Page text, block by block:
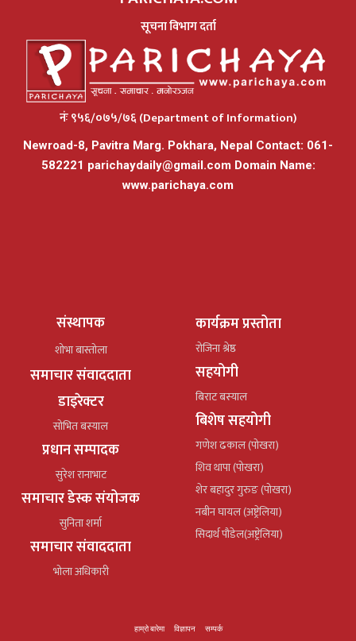
सूचना विभाग दर्ता
नंः ९५६/०७५/७६ (Department of Information)
Newroad-8, Pavitra Marg. Pokhara, Nepal Contact: 061-
582221 parichaydaily@gmail.comDomain Name:
www.parichaya.com
संस्थापक
शोभा बास्तोला
समाचार संवाददाता
डाइरेक्टर
सोभित बस्याल
प्रधान सम्पादक
सुरेश रानाभाट
समाचार डेस्क संयोजक
सुनिता शर्मा
समाचार संवाददाता
भोला अधिकारी
कार्यक्रम प्रस्तोता
रोजिना श्रेष्ठ
सहयोगी
बिराट बस्याल
बिशेष सहयोगी
गणेश ढकाल (पोखरा)
शिव थापा (पोखरा)
शेर बहादुर गुरुङ (पोखरा)
नबीन घायल (अष्ट्रेलिया)
सिदार्थ पौडेल(अष्ट्रेलिया)
हाम्रो बारेमा विज्ञापन सम्पर्क